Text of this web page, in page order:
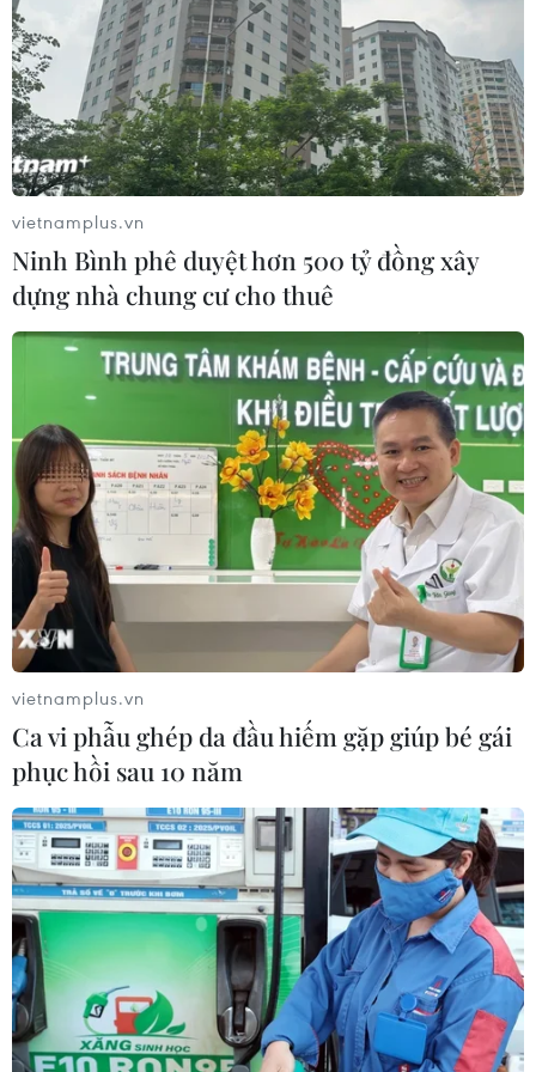
Hàn Quốc mong muốn phát triển sâu sắc
hơn nữa quan hệ với Việt Nam
18/09/2020 08:56
Hàn Quốc sẽ tiếp tục ủng hộ, hỗ trợ Việt Nam đảm
nhiệm tốt các vai trò Ủy viên không thường trực Hội
đồng bảo an Liên hợp quốc nhiệm kỳ 2020-2021, Chủ
tịch luân phiên ASEAN năm 2020.
Việt Nam-Hàn Quốc hình thành chuỗi giá
vietnamplus.vn
Ninh Bình phê duyệt hơn 500 tỷ đồng xây
dựng nhà chung cư cho thuê
vietnamplus.vn
Ca vi phẫu ghép da đầu hiếm gặp giúp bé gái
phục hồi sau 10 năm